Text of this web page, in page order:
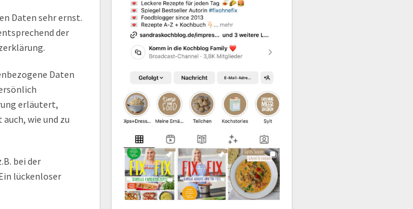
Daten sehr ernst.
der
Daten
erläutert,
wie und zu
bei der
lückenloser